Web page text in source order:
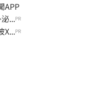
星聞APP
...PR
X...PR